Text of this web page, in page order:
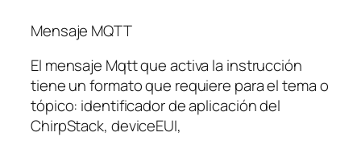
Mensaje MQTT
El mensaje Mqtt que activa la instrucción
tiene un formato que requiere para el tema o
tópico: identificador de aplicación del
ChirpStack, deviceEUI,